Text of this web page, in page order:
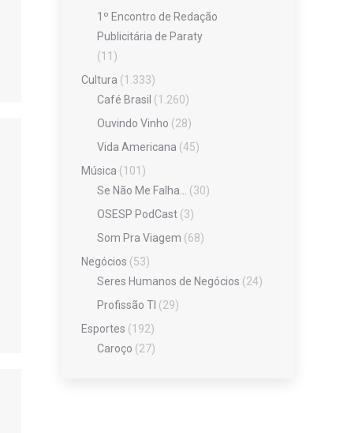
1º Encontro de Redação
Publicitária de Paraty
(11)
Cultura (1.333)
Café Brasil (1.260)
Ouvindo Vinho (28)
Vida Americana (45)
Música (101)
Se Não Me Falha…
(30)
OSESP PodCast (3)
Som Pra Viagem (68)
Negócios (53)
Seres Humanos de Negócios (24)
Profissão TI (29)
Esportes (192)
Caroço (27)